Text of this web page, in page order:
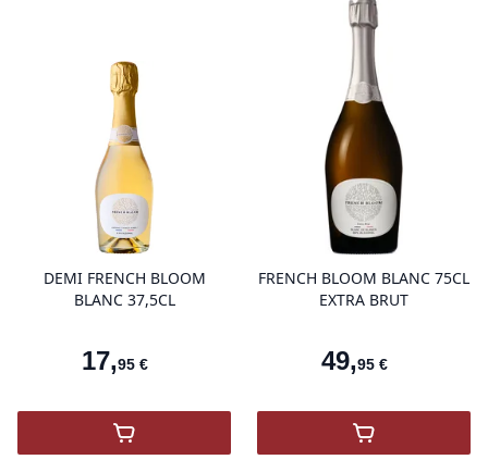
DEMI FRENCH BLOOM
BLANC 37,5CL
17,95 €
product variant items in cart, view
,FRENCH BLOOM BLANC
FRENCH BLOOM BLANC 75CL
EXTRA BRUT
49,95 €
,FRENCH